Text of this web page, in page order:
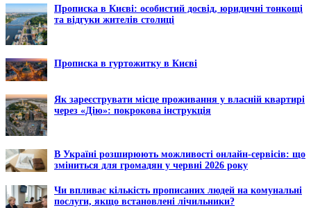
Прописка в Києві: особистий досвід, юридичні тонкощі
та відгуки жителів столиці
Прописка в гуртожитку в Києві
Як зареєструвати місце проживання у власній квартирі
через «Дію»: покрокова інструкція
В Україні розширюють можливості онлайн-сервісів: що
зміниться для громадян у червні 2026 року
Чи впливає кількість прописаних людей на комунальні
послуги, якщо встановлені лічильники?